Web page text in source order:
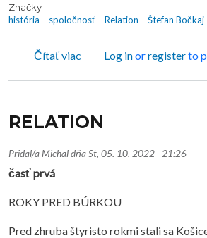
Značky
história
spoločnosť Relation Štefan Bočkaj
Čítať viaco RELATION
Log inorregisterto
RELATION
Pridal/a MichaldňaSt, 05. 10. 2022 - 21:26
časť prvá
ROKY PRED BÚRKOU
Pred zhruba štyristo rokmi stali sa